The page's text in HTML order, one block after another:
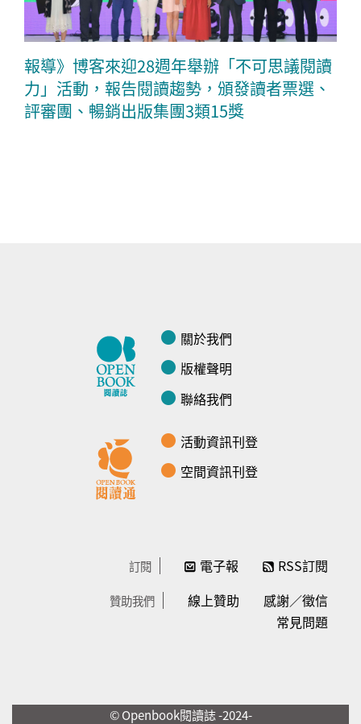
報導》博客來迎28週年舉辦「不可思議閱讀
力」活動，報告閱讀趨勢，頒發讀者票選、
評審團、暢銷出版集團3類15獎
關於我們
版權聲明
聯絡我們
活動資訊刊登
空間資訊刊登
訂閱 電子報 RSS訂閱
贊助我們 線上贊助
感謝／徵信
常見問題
© Openbook閱讀誌 -2024-